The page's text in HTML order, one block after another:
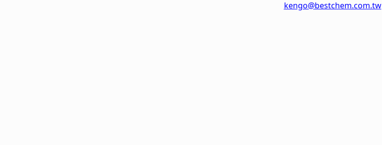
kengo@bestchem.com.tw